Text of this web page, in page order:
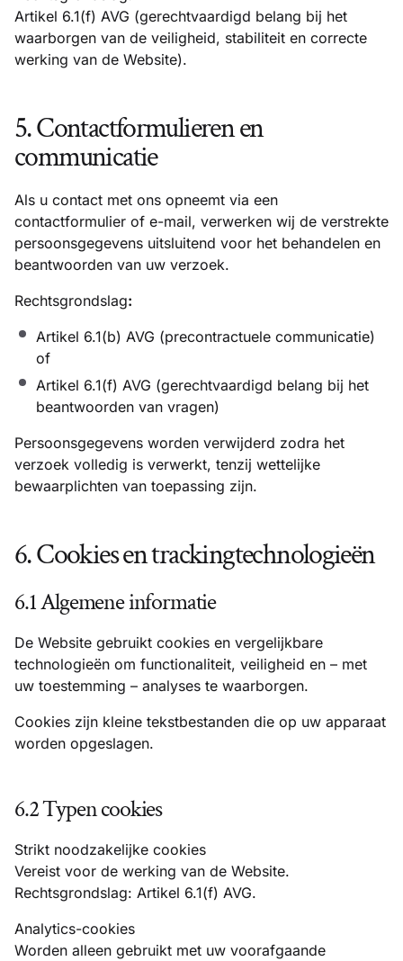
Artikel 6.1(f) AVG (gerechtvaardigd belang bij het
waarborgen van de veiligheid, stabiliteit en correcte
werking van de Website).
5. Contactformulieren en
communicatie
Als u contact met ons opneemt via een
contactformulier of e-mail, verwerken wij de verstrekte
persoonsgegevens uitsluitend voor het behandelen en
beantwoorden van uw verzoek.
Rechtsgrondslag:
Artikel 6.1(b) AVG (precontractuele communicatie)
of
Artikel 6.1(f) AVG (gerechtvaardigd belang bij het
beantwoorden van vragen)
Persoonsgegevens worden verwijderd zodra het
verzoek volledig is verwerkt, tenzij wettelijke
bewaarplichten van toepassing zijn.
6. Cookies en trackingtechnologieën
6.1 Algemene informatie
De Website gebruikt cookies en vergelijkbare
technologieën om functionaliteit, veiligheid en – met
uw toestemming – analyses te waarborgen.
Cookies zijn kleine tekstbestanden die op uw apparaat
worden opgeslagen.
6.2 Typen cookies
Strikt noodzakelijke cookies
Vereist voor de werking van de Website.
Rechtsgrondslag: Artikel 6.1(f) AVG.
Analytics-cookies
Worden alleen gebruikt met uw voorafgaande